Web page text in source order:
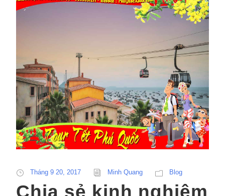
Tháng 9 20, 2017 Minh Quang Blog
Chia sẻ kinh nghiệm